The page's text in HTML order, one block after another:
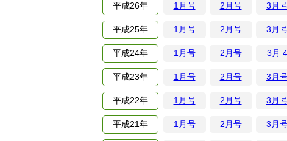
平成26年 1月号 2月号 3月
平成25年 1月号 2月号 3月
平成24年 1月号 2月号 3月
平成23年 1月号 2月号 3月
平成22年 1月号 2月号 3月
平成21年 1月号 2月号 3月